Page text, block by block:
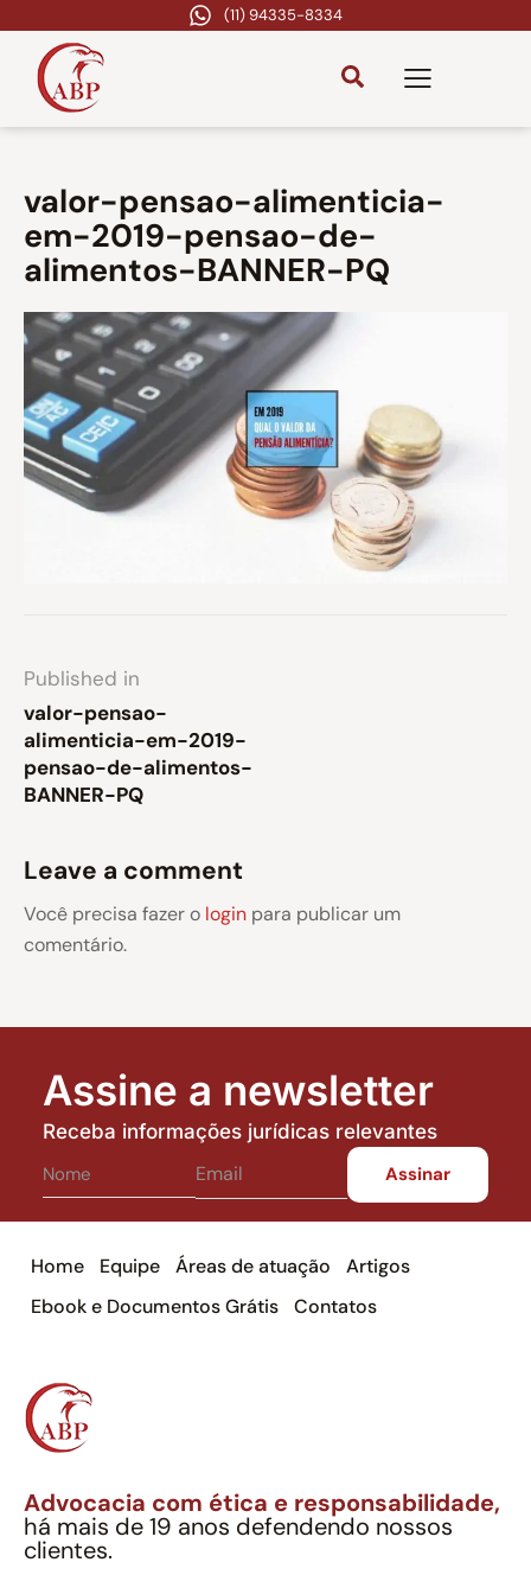
(11) 94335-8334
valor-pensao-alimenticia-
em-2019-pensao-de-
alimentos-BANNER-PQ
Published in
valor-pensao-
alimenticia-em-2019-
pensao-de-alimentos-
BANNER-PQ
Leave a comment
Você precisa fazer o login para publicar um
comentário.
Assine a newsletter
Receba informações jurídicas relevantes
Home Equipe Áreas de atuação
Artigos
Ebook e Documentos Grátis
Contatos
Advocacia com ética e responsabilidade,
há mais de 19 anos defendendo nossos
clientes.